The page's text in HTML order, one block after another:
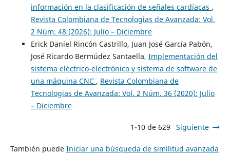
información en la clasificación de señales cardíacas ,
Revista Colombiana de Tecnologias de Avanzada: Vol.
2 Núm. 48 (2026): Julio – Diciembre
Erick Daniel Rincón Castrillo, Juan José García Pabón,
José Ricardo Bermúdez Santaella, Implementación del
sistema eléctrico-electrónico y sistema de software de
una máquina CNC , Revista Colombiana de
Tecnologias de Avanzada: Vol. 2 Núm. 36 (2020): Julio
– Diciembre
1-10 de 629 Siguiente
También puede Iniciar una búsqueda de similitud avanzada